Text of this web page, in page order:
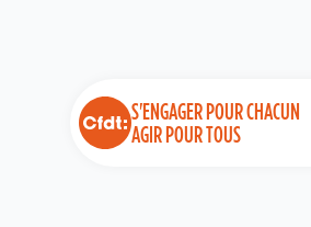
S'ENGAGER POUR CHACUN
AGIR POUR TOUS